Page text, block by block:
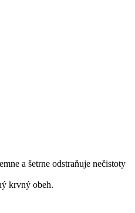
a šetrne odstraňuje nečistoty
krvný obeh.